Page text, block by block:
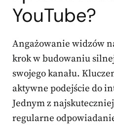
YouTube?
Angażowanie widzów
krok w budowaniu silnej
swojego kanału.
aktywne podejście do
Jednym z
regularne